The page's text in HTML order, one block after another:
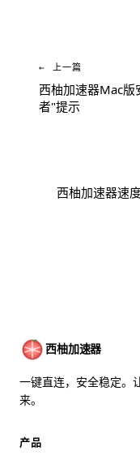
← 上一篇
西柚加速器Mac版
者"提示
西柚加速器速
西柚加速器
一键直连，安全稳定。
来。
产品